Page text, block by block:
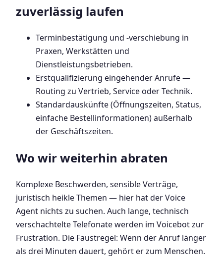
zuverlässig laufen
Terminbestätigung und -verschiebung in
Praxen, Werkstätten und
Dienstleistungsbetrieben.
Erstqualifizierung eingehender Anrufe —
Routing zu Vertrieb, Service oder Technik.
Standardauskünfte (Öffnungszeiten, Status,
einfache Bestellinformationen) außerhalb
der Geschäftszeiten.
Wo wir weiterhin abraten
Komplexe Beschwerden, sensible Verträge,
juristisch heikle Themen — hier hat der Voice
Agent nichts zu suchen. Auch lange, technisch
verschachtelte Telefonate werden im Voicebot zur
Frustration. Die Faustregel: Wenn der Anruf länger
als drei Minuten dauert, gehört er zum Menschen.